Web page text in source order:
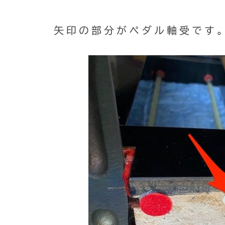
矢印の部分がペダル軸受です